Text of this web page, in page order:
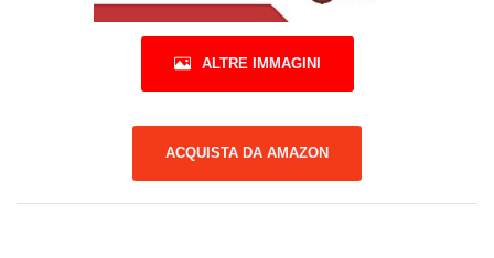
ALTRE IMMAGINI
ACQUISTA DA AMAZON